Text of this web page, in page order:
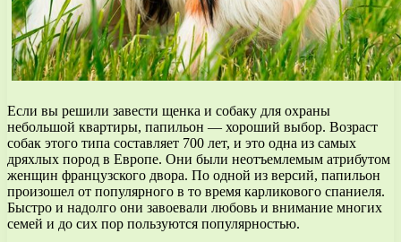
Если вы решили завести щенка и собаку для охраны
небольшой квартиры, папильон — хороший выбор. Возраст
собак этого типа составляет 700 лет, и это одна из самых
дряхлых пород в Европе. Они были неотъемлемым атрибутом
женщин французского двора. По одной из версий, папильон
произошел от популярного в то время карликового спаниеля.
Быстро и надолго они завоевали любовь и внимание многих
семей и до сих пор пользуются популярностью.